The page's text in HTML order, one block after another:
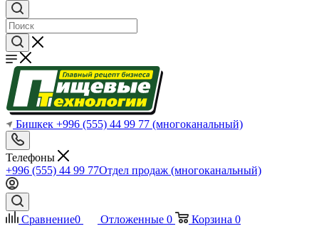
Бишкек +996 (555) 44 99 77 (многоканальный)
Телефоны
+996 (555) 44 99 77Отдел продаж (многоканальный)
Сравнение0 Отложенные 0 Корзина 0